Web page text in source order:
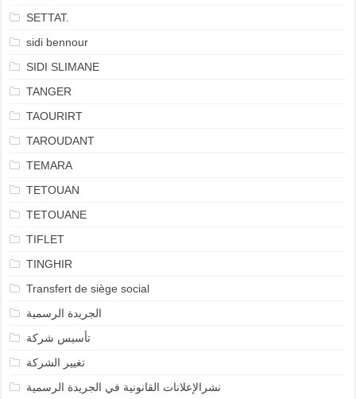
SETTAT.
sidi bennour
SIDI SLIMANE
TANGER
TAOURIRT
TAROUDANT
TEMARA
TETOUAN
TETOUANE
TIFLET
TINGHIR
Transfert de siège social
الجريدة الرسمية
تأسيس شركة
تغيير الشركة
نشرالإعلانات القانونية في الجريدة الرسمية